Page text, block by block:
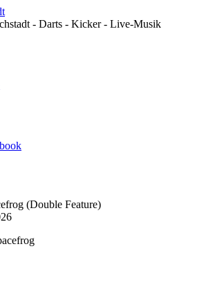
- Darts - Kicker - Live-Musik
(Double Feature)